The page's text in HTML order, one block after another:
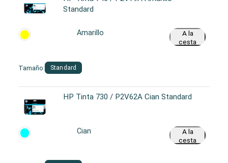
Standard
Tamaño: Standard
Amarillo
A la
cesta
HP Tinta 730 / P2V62A Cian Standard
Cian
A la
cesta